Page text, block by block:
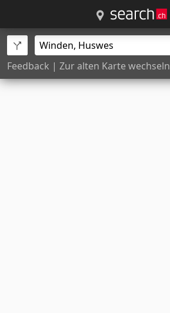
Feedback | Zur alten Karte wechseln